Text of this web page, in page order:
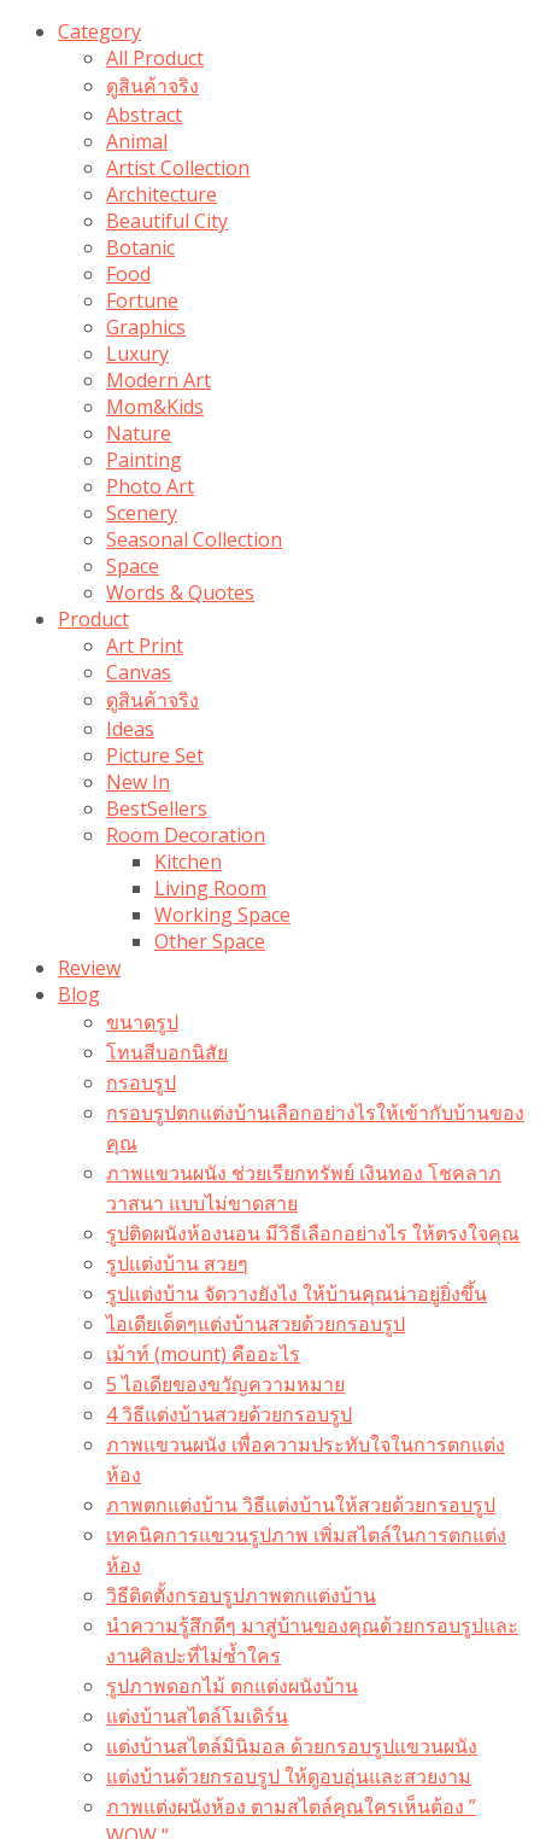
Category
All Product
ดูสินค้าจริง
Abstract
Animal
Artist Collection
Architecture
Beautiful City
Botanic
Food
Fortune
Graphics
Luxury
Modern Art
Mom&Kids
Nature
Painting
Photo Art
Scenery
Seasonal Collection
Space
Words & Quotes
Product
Art Print
Canvas
ดูสินค้าจริง
Ideas
Picture Set
New In
BestSellers
Room Decoration
Kitchen
Living Room
Working Space
Other Space
Review
Blog
ขนาดรูป
โทนสีบอกนิสัย
กรอบรูป
กรอบรูปตกแต่งบ้านเลือกอย่างไรให้เข้ากับบ้านของ
คุณ
ภาพแขวนผนัง ช่วยเรียกทรัพย์ เงินทอง โชคลาภ
วาสนา แบบไม่ขาดสาย
รูปติดผนังห้องนอน มีวิธีเลือกอย่างไร ให้ตรงใจคุณ
รูปแต่งบ้าน สวยๆ
รูปแต่งบ้าน จัดวางยังไง ให้บ้านคุณน่าอยู่ยิ่งขึ้น
ไอเดียเด็ดๆแต่งบ้านสวยด้วยกรอบรูป
เม้าท์ (mount) คืออะไร​
5 ไอเดียของขวัญความหมาย
4 วิธีแต่งบ้านสวยด้วยกรอบรูป
ภาพแขวนผนัง เพื่อความประทับใจในการตกแต่ง
ห้อง
ภาพตกแต่งบ้าน วิธีแต่งบ้านให้สวยด้วยกรอบรูป
เทคนิคการแขวนรูปภาพ เพิ่มสไตล์ในการตกแต่ง
ห้อง
วิธีติดตั้งกรอบรูปภาพตกแต่งบ้าน
นำความรู้สึกดีๆ มาสู่บ้านของคุณด้วยกรอบรูปและ
งานศิลปะที่ไม่ซ้ำใคร
รูปภาพดอกไม้ ตกแต่งผนังบ้าน
แต่งบ้านสไตล์โมเดิร์น
แต่งบ้านสไตล์มินิมอล ด้วยกรอบรูปแขวนผนัง
แต่งบ้านด้วยกรอบรูป ให้ดูอบอุ่นและสวยงาม
ภาพแต่งผนังห้อง ตามสไตล์คุณใครเห็นต้อง ”